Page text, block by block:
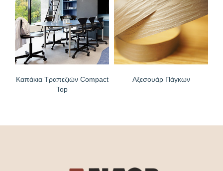
Καπάκια Τραπεζιών Compact
Top
Αξεσουάρ Πάγκων